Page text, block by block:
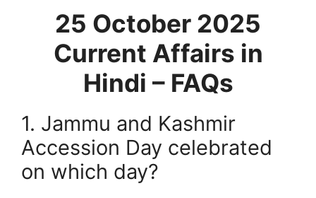
25 October 2025
Current Affairs in
Hindi – FAQs
1. Jammu and Kashmir
Accession Day celebrated
on which day?